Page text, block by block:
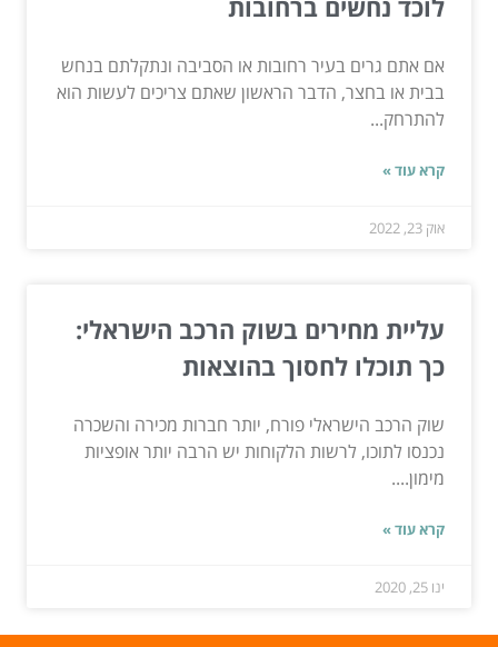
לוכד נחשים ברחובות
אם אתם גרים בעיר רחובות או הסביבה ונתקלתם בנחש
בבית או בחצר, הדבר הראשון שאתם צריכים לעשות הוא
להתרחק...
קרא עוד »
אוק 23, 2022
עליית מחירים בשוק הרכב הישראלי:
כך תוכלו לחסוך בהוצאות
שוק הרכב הישראלי פורח, יותר חברות מכירה והשכרה
נכנסו לתוכו, לרשות הלקוחות יש הרבה יותר אופציות
מימון....
קרא עוד »
ינו 25, 2020